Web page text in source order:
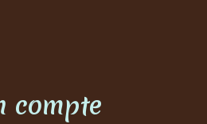
compte